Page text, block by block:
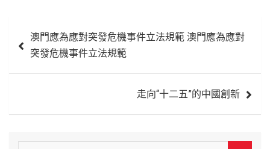
章
澳門應為應對突發危機事件立法規範 澳門應為應對
突發危機事件立法規範
走向“十二五”的中國創新